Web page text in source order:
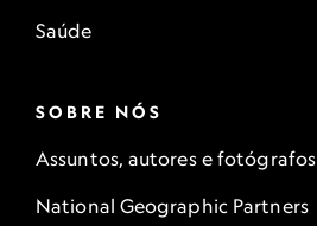
Saúde
SOBRE NÓS
Assuntos, autores e fotógrafos
National Geographic Partners